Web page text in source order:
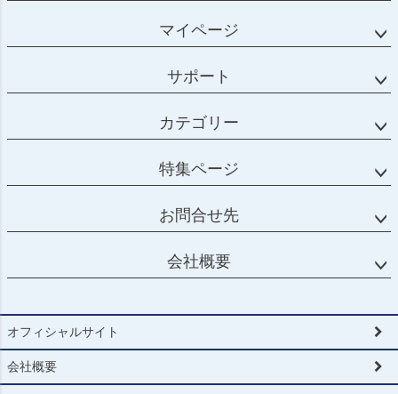
マイページ
サポート
カテゴリー
特集ページ
お問合せ先
会社概要
オフィシャルサイト
会社概要